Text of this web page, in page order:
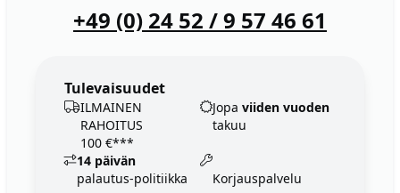
+49 (0) 24 52 / 9 57 46 61
Tulevaisuudet
ILMAINEN
RAHOITUS
100 €***
Jopa viiden vuoden
takuu
14 päivän
palautus-politiikka
Korjauspalvelu